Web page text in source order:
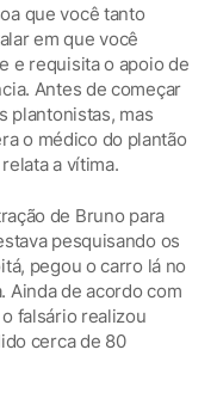
que você tanto
em que você
e requisita o apoio de
Antes de começar
plantonistas, mas
o médico do plantão
a vítima.
de Bruno para
pesquisando os
pegou o carro lá no
Ainda de acordo com
falsário realizou
cerca de 80